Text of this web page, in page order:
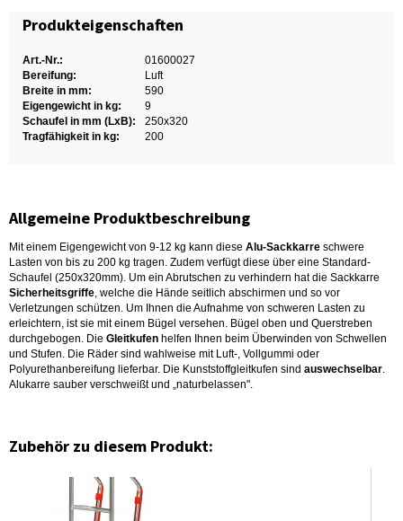
Produkteigenschaften
Art.-Nr.:
01600027
Bereifung:
Luft
Breite in mm:
590
Eigengewicht in kg:
9
Schaufel in mm (LxB):
250x320
Tragfähigkeit in kg:
200
Allgemeine Produktbeschreibung
Mit einem Eigengewicht von 9-12 kg kann diese Alu-Sackkarre schwere
Lasten von bis zu 200 kg tragen. Zudem verfügt diese über eine Standard-
Schaufel (250x320mm). Um ein Abrutschen zu verhindern hat die Sackkarre
Sicherheitsgriffe, welche die Hände seitlich abschirmen und so vor
Verletzungen schützen. Um Ihnen die Aufnahme von schweren Lasten zu
erleichtern, ist sie mit einem Bügel versehen. Bügel oben und Querstreben
durchgebogen. Die Gleitkufen helfen Ihnen beim Überwinden von Schwellen
und Stufen. Die Räder sind wahlweise mit Luft-, Vollgummi oder
Polyurethanbereifung lieferbar. Die Kunststoffgleitkufen sind auswechselbar.
Alukarre sauber verschweißt und „naturbelassen".
Zubehör zu diesem Produkt: